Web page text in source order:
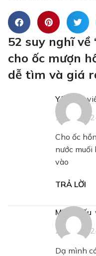
52 suy nghĩ về
cho ốc mượn
dễ tìm và giá
Yến Nhi
12/09/
Cho ốc
nước muối
vào
TRẢ LỜI
Minh Hiếu
21/09/
Dạ mình